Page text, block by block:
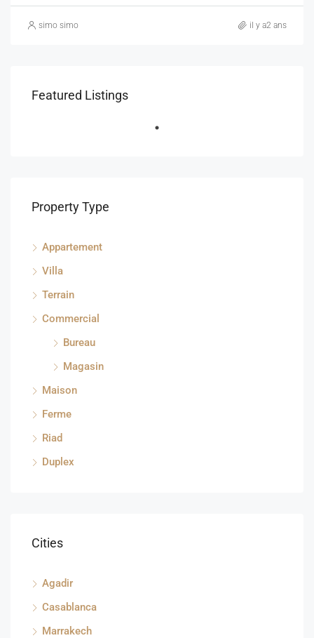
simo simo il y a2 ans
Featured Listings
Property Type
Appartement
Villa
Terrain
Commercial
Bureau
Magasin
Maison
Ferme
Riad
Duplex
Cities
Agadir
Casablanca
Marrakech